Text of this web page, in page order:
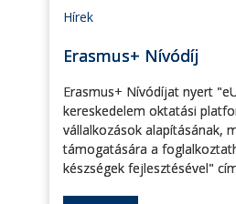
Hírek
Erasmus+ Nívódíj
Erasmus+ Nívódíjat nyert
kereskedelem oktatási
vállalkozások alapításának,
támogatására a
készségek fejlesztésével"